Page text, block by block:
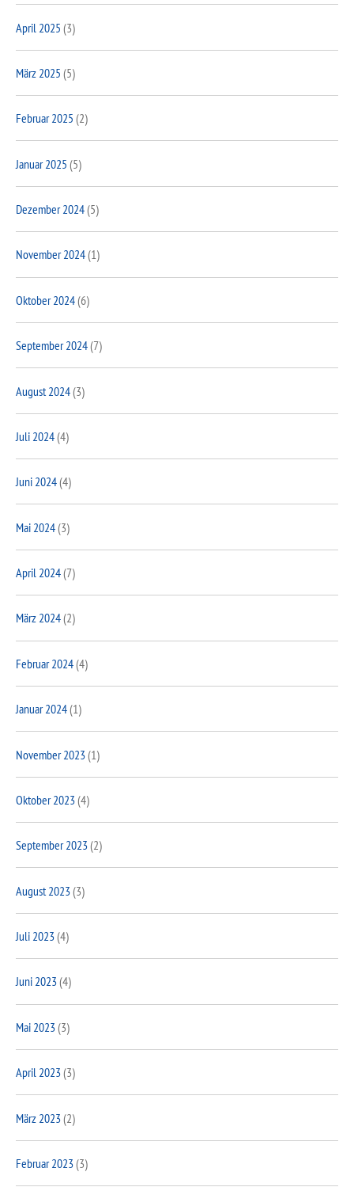
April 2025 (3)
März 2025 (5)
Februar 2025 (2)
Januar 2025 (5)
Dezember 2024(5)
November 2024(1)
Oktober 2024(6)
September 2024(7)
August 2024(3)
Juli 2024(4)
Juni 2024(4)
Mai 2024(3)
April 2024(7)
März 2024(2)
Februar 2024(4)
Januar 2024(1)
November 2023(1)
Oktober 2023(4)
September 2023(2)
August 2023(3)
Juli 2023(4)
Juni 2023(4)
Mai 2023(3)
April 2023(3)
März 2023(2)
Februar 2023(3)